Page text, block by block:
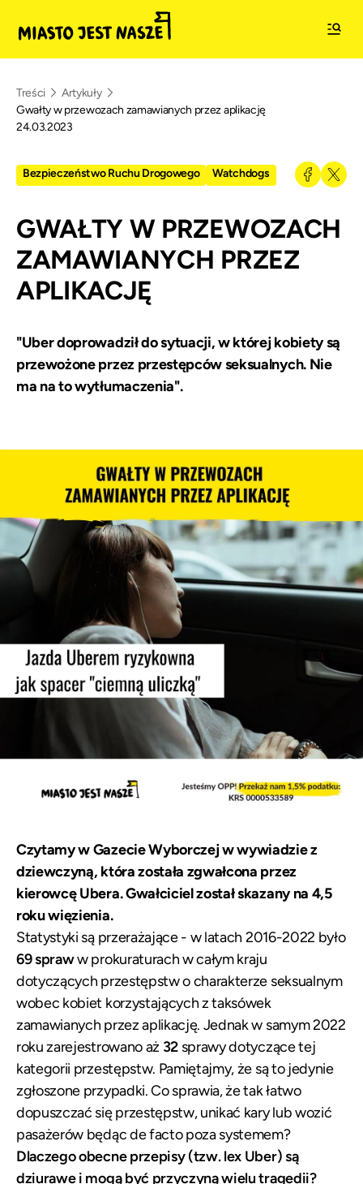
Treści
Artykuły
Gwałty w przewozach zamawianych przez aplikację
24.03.2023
Bezpieczeństwo Ruchu Drogowego Watchdogs
GWAŁTY W PRZEWOZACH
ZAMAWIANYCH PRZEZ
APLIKACJĘ
"Uber doprowadził do sytuacji, w której kobiety są
przewożone przez przestępców seksualnych. Nie
ma na to wytłumaczenia".
Czytamy wGazecie Wyborczejw wywiadzie z
dziewczyną, która została zgwałcona przez
kierowcę Ubera. Gwałciciel został skazany na 4,5
roku więzienia.
Statystyki są przerażające - w latach 2016-2022 było
69 spraww prokuraturach w całym kraju
dotyczących przestępstw o charakterze seksualnym
wobec kobiet korzystających z taksówek
zamawianych przez aplikację. Jednak w samym 2022
roku zarejestrowano aż 32 sprawy dotyczące tej
kategorii przestępstw. Pamiętajmy, że są to jedynie
zgłoszone przypadki. Co sprawia, że tak łatwo
dopuszczać się przestępstw, unikać kary lub wozić
pasażerów będąc de facto poza systemem?
Dlaczego obecne przepisy (tzw. lex Uber) są
dziurawe i mogą być przyczyną wielu tragedii?